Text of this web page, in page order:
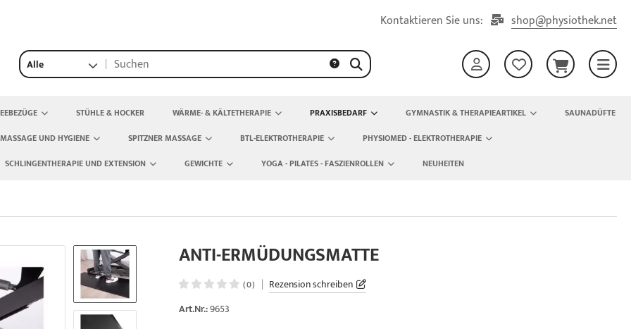
Kontaktieren Sie uns: shop@physiothek.net
Alle
STÜHLE & HOCKER WÄRME- & KÄLTETHERAPIE PRAXISBEDARF GYMNASTIK & THERAPIEARTIKEL
SAUNADÜFTE
UND HYGIENE SPITZNER MASSAGE BTL-ELEKTROTHERAPIE
PHYSIOMED - ELEKTROTHERAPIE
SCHLINGENTHERAPIE UND EXTENSION GEWICHTE YOGA - PILATES - FASZIENROLLEN NEUHEITEN
ANTI-ERMÜDUNGSMATTE
(0) | Rezension schreiben
Art.Nr.:9653